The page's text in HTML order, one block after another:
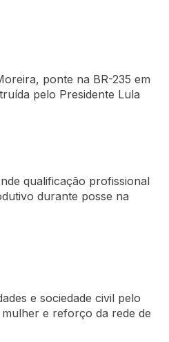
ponte na BR-235 em
pelo Presidente Lula
qualificação profissional
durante posse na
e sociedade civil pelo
e reforço da rede de